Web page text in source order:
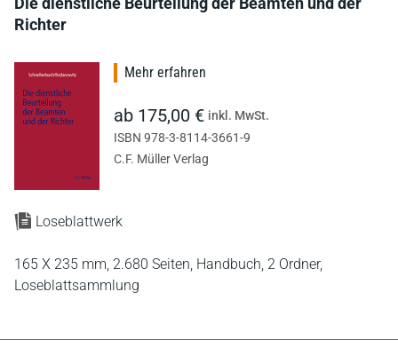
Richter
Loseblattwerk
165 X 235 mm, 2.680 Seiten, Handbuch, 2 Ordner,
Loseblattsammlung
Mehr erfahren
ab 175,00 € inkl. MwSt.
ISBN 978-3-8114-3661-9
C.F. Müller Verlag